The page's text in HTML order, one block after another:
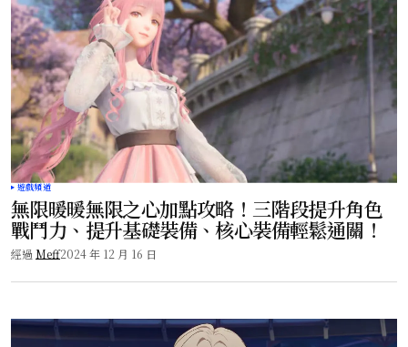
遊戲頻道
無限暖暖無限之心加點攻略！三階段提升角色
戰鬥力、提升基礎裝備、核心裝備輕鬆通關！
經過 Meff2024 年 12 月 16 日